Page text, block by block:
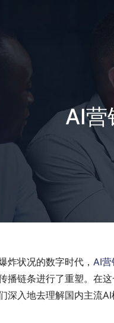
AI营
炸状况的数字时代， AI营
播链条进行了重塑。在
深入地去理解国内主流